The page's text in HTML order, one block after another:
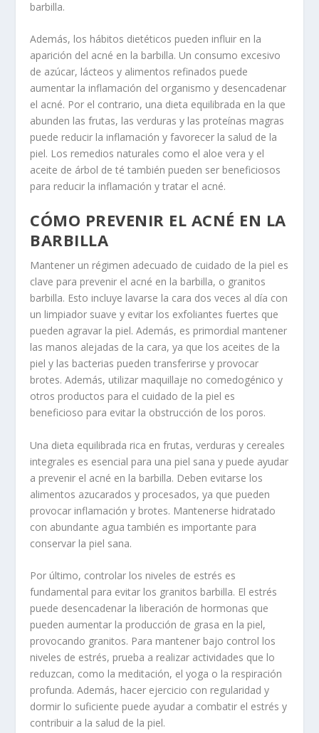
barbilla.
Además, los hábitos dietéticos pueden influir en la
aparición del acné en la barbilla. Un consumo excesivo
de azúcar, lácteos y alimentos refinados puede
aumentar la inflamación del organismo y desencadenar
el acné. Por el contrario, una dieta equilibrada en la que
abunden las frutas, las verduras y las proteínas magras
puede reducir la inflamación y favorecer la salud de la
piel. Los remedios naturales como el aloe vera y el
aceite de árbol de té también pueden ser beneficiosos
para reducir la inflamación y tratar el acné.
CÓMO PREVENIR EL ACNÉ EN LA
BARBILLA
Mantener un régimen adecuado de cuidado de la piel es
clave para prevenir el acné en la barbilla, o granitos
barbilla. Esto incluye lavarse la cara dos veces al día con
un limpiador suave y evitar los exfoliantes fuertes que
pueden agravar la piel. Además, es primordial mantener
las manos alejadas de la cara, ya que los aceites de la
piel y las bacterias pueden transferirse y provocar
brotes. Además, utilizar maquillaje no comedogénico y
otros productos para el cuidado de la piel es
beneficioso para evitar la obstrucción de los poros.
Una dieta equilibrada rica en frutas, verduras y cereales
integrales es esencial para una piel sana y puede ayudar
a prevenir el acné en la barbilla. Deben evitarse los
alimentos azucarados y procesados, ya que pueden
provocar inflamación y brotes. Mantenerse hidratado
con abundante agua también es importante para
conservar la piel sana.
Por último, controlar los niveles de estrés es
fundamental para evitar los granitos barbilla. El estrés
puede desencadenar la liberación de hormonas que
pueden aumentar la producción de grasa en la piel,
provocando granitos. Para mantener bajo control los
niveles de estrés, prueba a realizar actividades que lo
reduzcan, como la meditación, el yoga o la respiración
profunda. Además, hacer ejercicio con regularidad y
dormir lo suficiente puede ayudar a combatir el estrés y
contribuir a la salud de la piel.